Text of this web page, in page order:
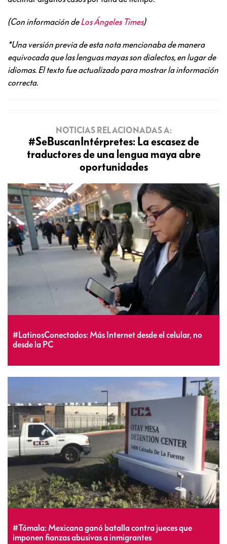
(Con información deLos Ángeles Times)
*Una versión previa de esta nota mencionaba de manera
equivocada que las lenguas mayas son dialectos, en lugar de
idiomas. El texto fue actualizado para mostrar la información
correcta.
NOTICIAS RELACIONADAS A:
#SeBuscanIntérpretes: La escasez de
traductores de una lengua maya abre
oportunidades
#LatinosConectados: Más Internet desde el celular, no
desde la PC
#Tómala: Mexicana ganó batalla contra jueces que
imponen fianzas abusivas a inmigrantes